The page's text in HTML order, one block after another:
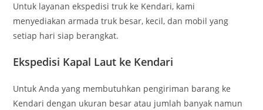
Untuk layanan ekspedisi truk ke Kendari, kami
menyediakan armada truk besar, kecil, dan mobil yang
setiap hari siap berangkat.
Ekspedisi Kapal Laut ke Kendari
Untuk Anda yang membutuhkan pengiriman barang ke
Kendari dengan ukuran besar atau jumlah banyak namun